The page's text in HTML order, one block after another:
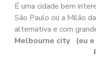
É uma cidade bem
São Paulo ou a Milão
alternativa e com
Melbourne
Ponto